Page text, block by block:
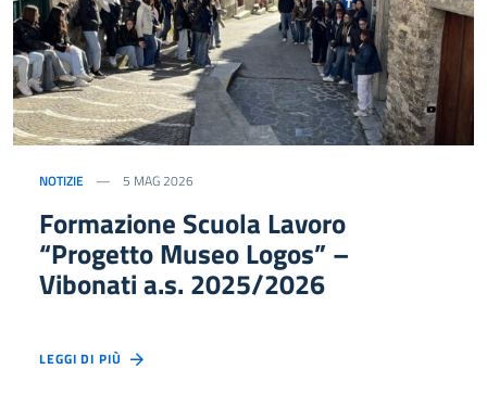
NOTIZIE 5 MAG 2026
Formazione Scuola Lavoro
“Progetto Museo Logos” –
Vibonati a.s. 2025/2026
LEGGI DI PIÙ